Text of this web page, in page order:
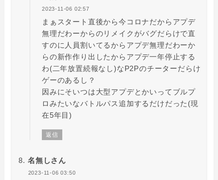
2023-11-06 02:57
まぁスタート直後から今コロナだからアプデ
無理だわーからのリメイクがバグだらけで直
すのに人員割いてるからアプデ無理だわーか
らの新作作り出したからアプデ一年停止する
わ(二年放置続報なし)なP2Pのチーターだらけ
ゲーのあるし？
因みにそいつは大型アプデとかいってブルプ
ロみたいなバトルパス追加するだけだった(現
在5年目)
返信
名無しさん
2023-11-06 03:50